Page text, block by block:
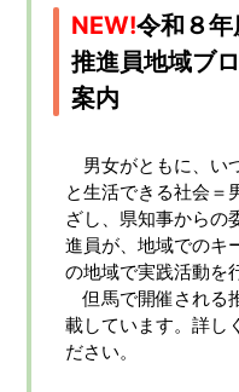
NEW!令和８
推進員地域ブ
案内
男女がともに、い
と生活できる社会＝
ざし、県知事からの
進員が、地域でのキ
の地域で実践活動を
但馬で開催される
載しています。詳し
ださい。